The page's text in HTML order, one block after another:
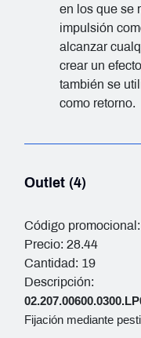
en los que se
impulsión
alcanzar
crear un
también se
como retorno.
Outlet (4)
Código
Precio: 28.44
Cantidad: 19
Descripción:
Fijación mediante